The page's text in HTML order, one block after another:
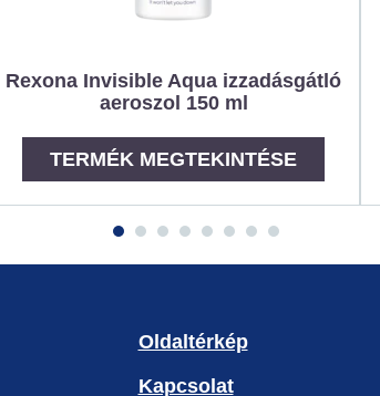
Rexona Invisible Aqua izzadásgátló
aeroszol 150 ml
TERMÉK MEGTEKINTÉSE
Oldaltérkép
Kapcsolat